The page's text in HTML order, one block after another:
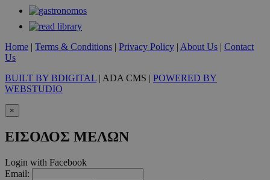
Home | Terms & Conditions | Privacy Policy | About Us | Contact
Us
BUILT BY BDIGITAL | ADA CMS | POWERED BY
WEBSTUDIO
×
ΕΙΣΟΔΟΣ ΜΕΛΩΝ
Login with Facebook
Email: